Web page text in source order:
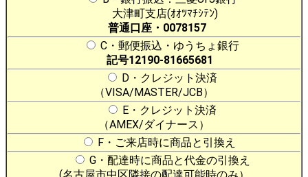
大津町支店(ｵｵﾂﾏﾁｼﾃﾝ)
普通口座・0078157
C・郵便振込・ゆうちょ銀行
記号12190-81665681
D・クレジット決済
（VISA/MASTER/JCB）
E・クレジット決済
（AMEX/ダイナース）
F・ご来店時に商品と引換え
G・配達時に商品と代金の引換え